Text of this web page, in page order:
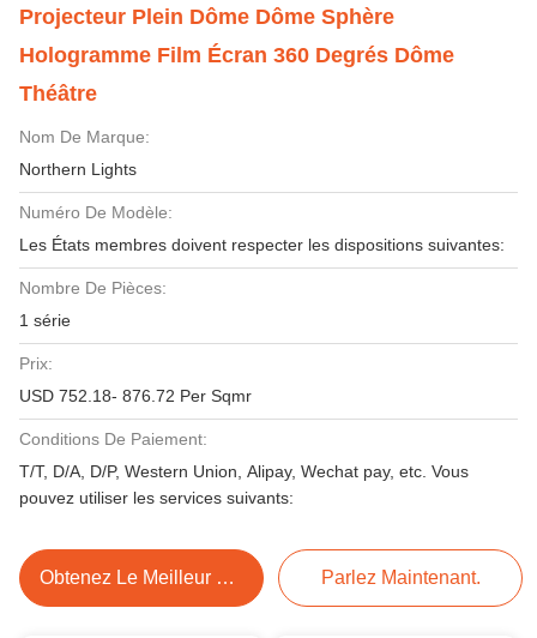
Projecteur Plein Dôme Dôme Sphère
Hologramme Film Écran 360 Degrés Dôme
Théâtre
Nom De Marque:
Northern Lights
Numéro De Modèle:
Les États membres doivent respecter les dispositions suivantes:
Nombre De Pièces:
1 série
Prix:
USD 752.18- 876.72 Per Sqmr
Conditions De Paiement:
T/T, D/A, D/P, Western Union, Alipay, Wechat pay, etc. Vous
pouvez utiliser les services suivants:
Obtenez Le Meilleur Prix Parlez Maintenant.